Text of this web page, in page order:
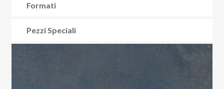
Formati
Pezzi Speciali